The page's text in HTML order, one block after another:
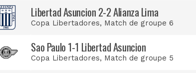
Libertad Asuncion 2-2 Alianza Lima
Copa Libertadores, Match de groupe 6
Sao Paulo 1-1 Libertad Asuncion
Copa Libertadores, Match de groupe 5